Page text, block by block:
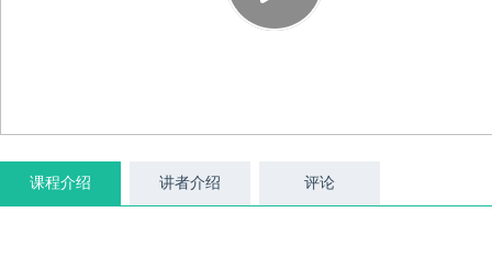
课程介绍 讲者介绍 评论